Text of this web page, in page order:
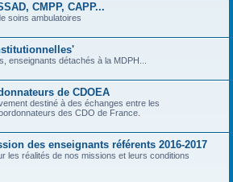
CMPP, CAPP...
soins ambulatoires
enseignants détachés à la MDPH...
de CDOEA
destiné à des échanges entre les
des CDO de France.
des enseignants référents 2016-2017
les réalités de nos missions et leurs conditions